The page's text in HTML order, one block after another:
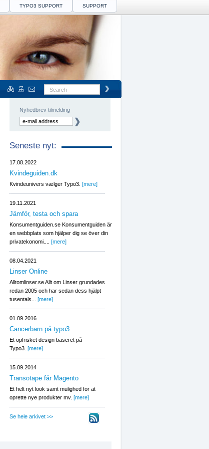
SUPPORT
TYPO3 SUPPORT
Nyhedbrev tilmelding
Seneste nyt:
17.08.2022
Kvindeguiden.dk
Kvindeunivers vælger Typo3. [mere]
19.11.2021
Jämför, testa och spara
Konsumentguiden.se Konsumentguiden är
en webbplats som hjälper dig se över din
privatekonomi.... [mere]
08.04.2021
Linser Online
Alltomlinser.se Allt om Linser grundades
redan 2005 och har sedan dess hjälpt
tusentals... [mere]
01.09.2016
Cancerbarn på typo3
Et opfrisket design baseret på
Typo3. [mere]
15.09.2014
Transotape får Magento
Et helt nyt look samt mulighed for at
oprette nye produkter mv. [mere]
Se hele arkivet >>